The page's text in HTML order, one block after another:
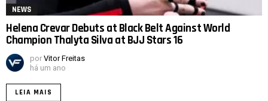
NEWS
Helena Crevar Debuts at Black Belt Against World
Champion Thalyta Silva at BJJ Stars 16
por Vitor Freitas
há um ano
LEIA MAIS